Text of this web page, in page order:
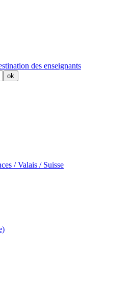
des enseignants
/ Valais / Suisse